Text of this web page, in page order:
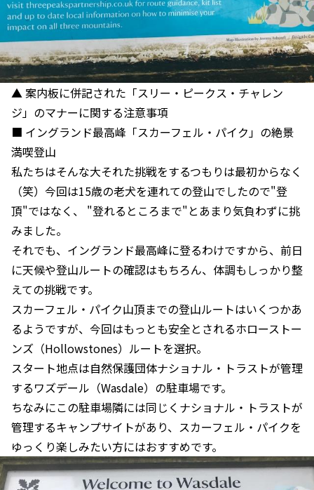
▲ 案内板に併記された「スリー・ピークス・チャレン
ジ」のマナーに関する注意事項
■ イングランド最高峰「スカーフェル・パイク」の絶景
満喫登山
私たちはそんな大それた挑戦をするつもりは最初からなく
（笑）今回は15歳の老犬を連れての登山でしたので"登
頂"ではなく、 "登れるところまで"とあまり気負わずに挑
みました。
それでも、イングランド最高峰に登るわけですから、前日
に天候や登山ルートの確認はもちろん、体調もしっかり整
えての挑戦です。
スカーフェル・パイク山頂までの登山ルートはいくつかあ
るようですが、今回はもっとも安全とされるホローストー
ンズ（Hollowstones）ルートを選択。
スタート地点は自然保護団体ナショナル・トラストが管理
するワズデール（Wasdale）の駐車場です。
ちなみにこの駐車場隣には同じくナショナル・トラストが
管理するキャンプサイトがあり、スカーフェル・パイクを
ゆっくり楽しみたい方にはおすすめです。